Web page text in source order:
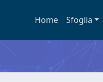
Home Sfoglia